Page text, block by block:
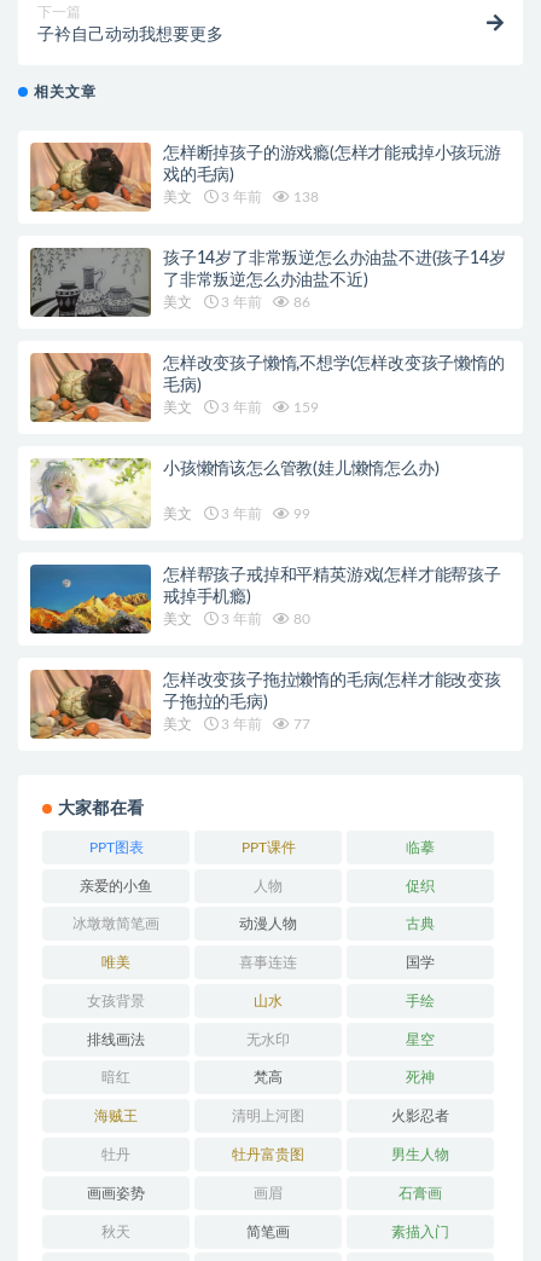
下一篇
子衿自己动动我想要更多
相关文章
怎样断掉孩子的游戏瘾(怎样才能戒掉小孩玩游
戏的毛病)
美文 3 年前 138
孩子14岁了非常叛逆怎么办油盐不进(孩子14岁
了非常叛逆怎么办油盐不近)
美文 3 年前 86
怎样改变孩子懒惰,不想学(怎样改变孩子懒惰的
毛病)
美文 3 年前 159
小孩懒惰该怎么管教(娃儿懒惰怎么办)
美文 3 年前 99
怎样帮孩子戒掉和平精英游戏(怎样才能帮孩子
戒掉手机瘾)
美文 3 年前 80
怎样改变孩子拖拉懒惰的毛病(怎样才能改变孩
子拖拉的毛病)
美文 3 年前 77
大家都在看
PPT图表 PPT课件 临摹
亲爱的小鱼 人物 促织
冰墩墩简笔画 动漫人物 古典
唯美 喜事连连 国学
女孩背景 山水 手绘
排线画法 无水印 星空
暗红 梵高 死神
海贼王 清明上河图 火影忍者
牡丹 牡丹富贵图 男生人物
画画姿势 画眉 石膏画
秋天 简笔画 素描入门